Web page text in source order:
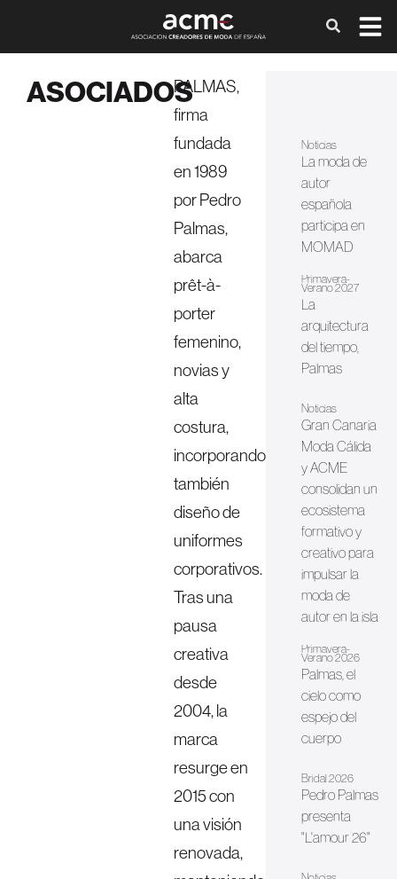
ASOCIADOSPALMAS,
firma
fundada
en 1989
por Pedro
Palmas,
abarca
prêt-à-
porter
femenino,
novias y
alta
costura,
incorporando
también
diseño de
uniformes
corporativos.
Tras una
pausa
creativa
desde
2004, la
marca
resurge en
2015 con
una visión
renovada,
Noticias
La moda de
autor
española
participa en
MOMAD
Primavera-
Verano 2027
La
arquitectura
del tiempo,
Palmas
Noticias
Gran Canaria
Moda Cálida
y ACME
consolidan un
ecosistema
formativo y
creativo para
impulsar la
moda de
autor en la isla
Primavera-
Verano 2026
Palmas, el
cielo como
espejo del
cuerpo
Bridal 2026
Pedro Palmas
presenta
"L'amour 26"